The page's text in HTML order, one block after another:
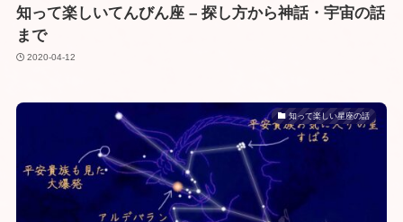
知って楽しいてんびん座 – 探し方から神話・宇宙の話
まで
2020-04-12
知って楽しい星座の話